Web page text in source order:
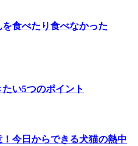
を食べたり食べなかった
い5つのポイント
今日からできる犬猫の熱中